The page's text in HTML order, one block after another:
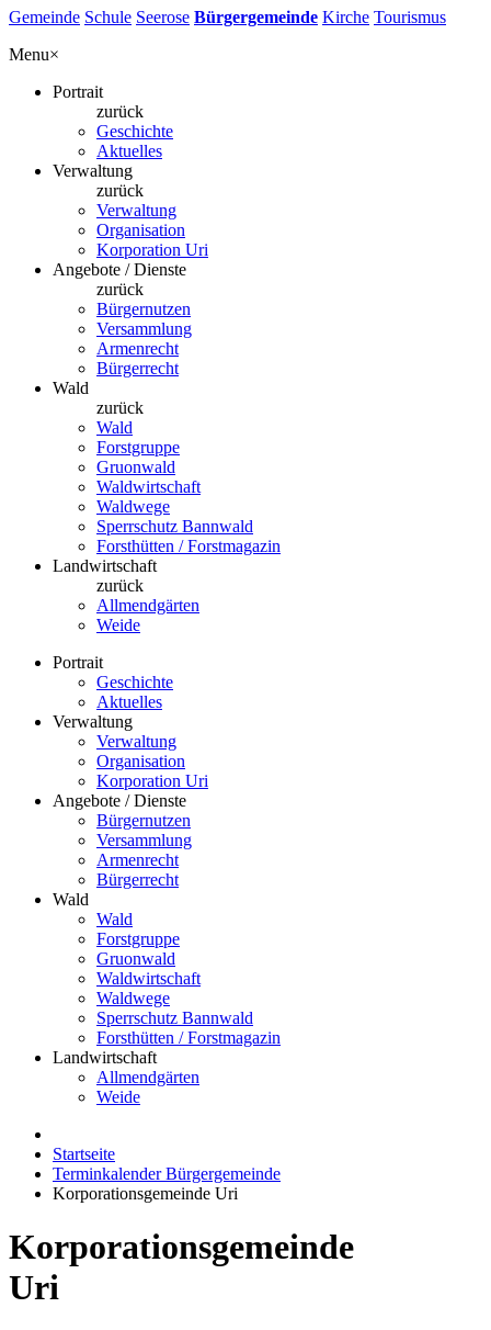
Gemeinde Schule Seerose Bürgergemeinde Kirche Tourismus
Menu×
Portrait
zurück
Geschichte
Aktuelles
Verwaltung
zurück
Verwaltung
Organisation
Korporation Uri
Angebote / Dienste
zurück
Bürgernutzen
Versammlung
Armenrecht
Bürgerrecht
Wald
zurück
Wald
Forstgruppe
Gruonwald
Waldwirtschaft
Waldwege
Sperrschutz Bannwald
Forsthütten / Forstmagazin
Landwirtschaft
zurück
Allmendgärten
Weide
Portrait
Geschichte
Aktuelles
Verwaltung
Verwaltung
Organisation
Korporation Uri
Angebote / Dienste
Bürgernutzen
Versammlung
Armenrecht
Bürgerrecht
Wald
Wald
Forstgruppe
Gruonwald
Waldwirtschaft
Waldwege
Sperrschutz Bannwald
Forsthütten / Forstmagazin
Landwirtschaft
Allmendgärten
Weide
Startseite
Terminkalender Bürgergemeinde
Korporationsgemeinde Uri
Korporationsgemeinde
Uri